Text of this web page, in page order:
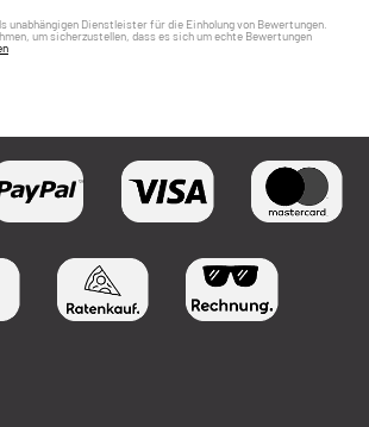
unabhängigen Dienstleister für die Einholung von Bewertungen.
um sicherzustellen, dass es sich um echte Bewertungen